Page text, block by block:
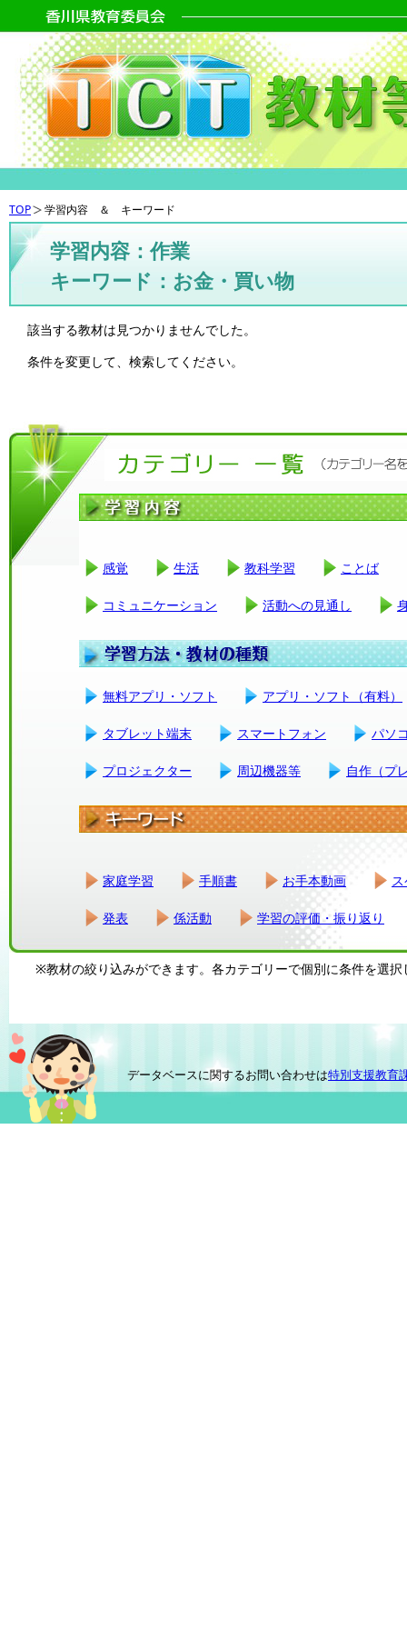
TOP 学習内容 ＆ キーワード
学習内容：作業
キーワード：お金・買い物
該当する教材は見つかりませんでした。
条件を変更して、検索してください。
感覚 生活 教科学習 ことば
コミュニケーション 活動への見通し
無料アプリ・ソフト アプリ・ソフト（有料）
タブレット端末 スマートフォン パソ
プロジェクター 周辺機器等 自作（プ
家庭学習 手順書 お手本動画
発表 係活動 学習の評価・振り返り
※教材の絞り込みができます。各カテゴリーで個別に条件を選択
データベースに関するお問い合わせは特別支援教育